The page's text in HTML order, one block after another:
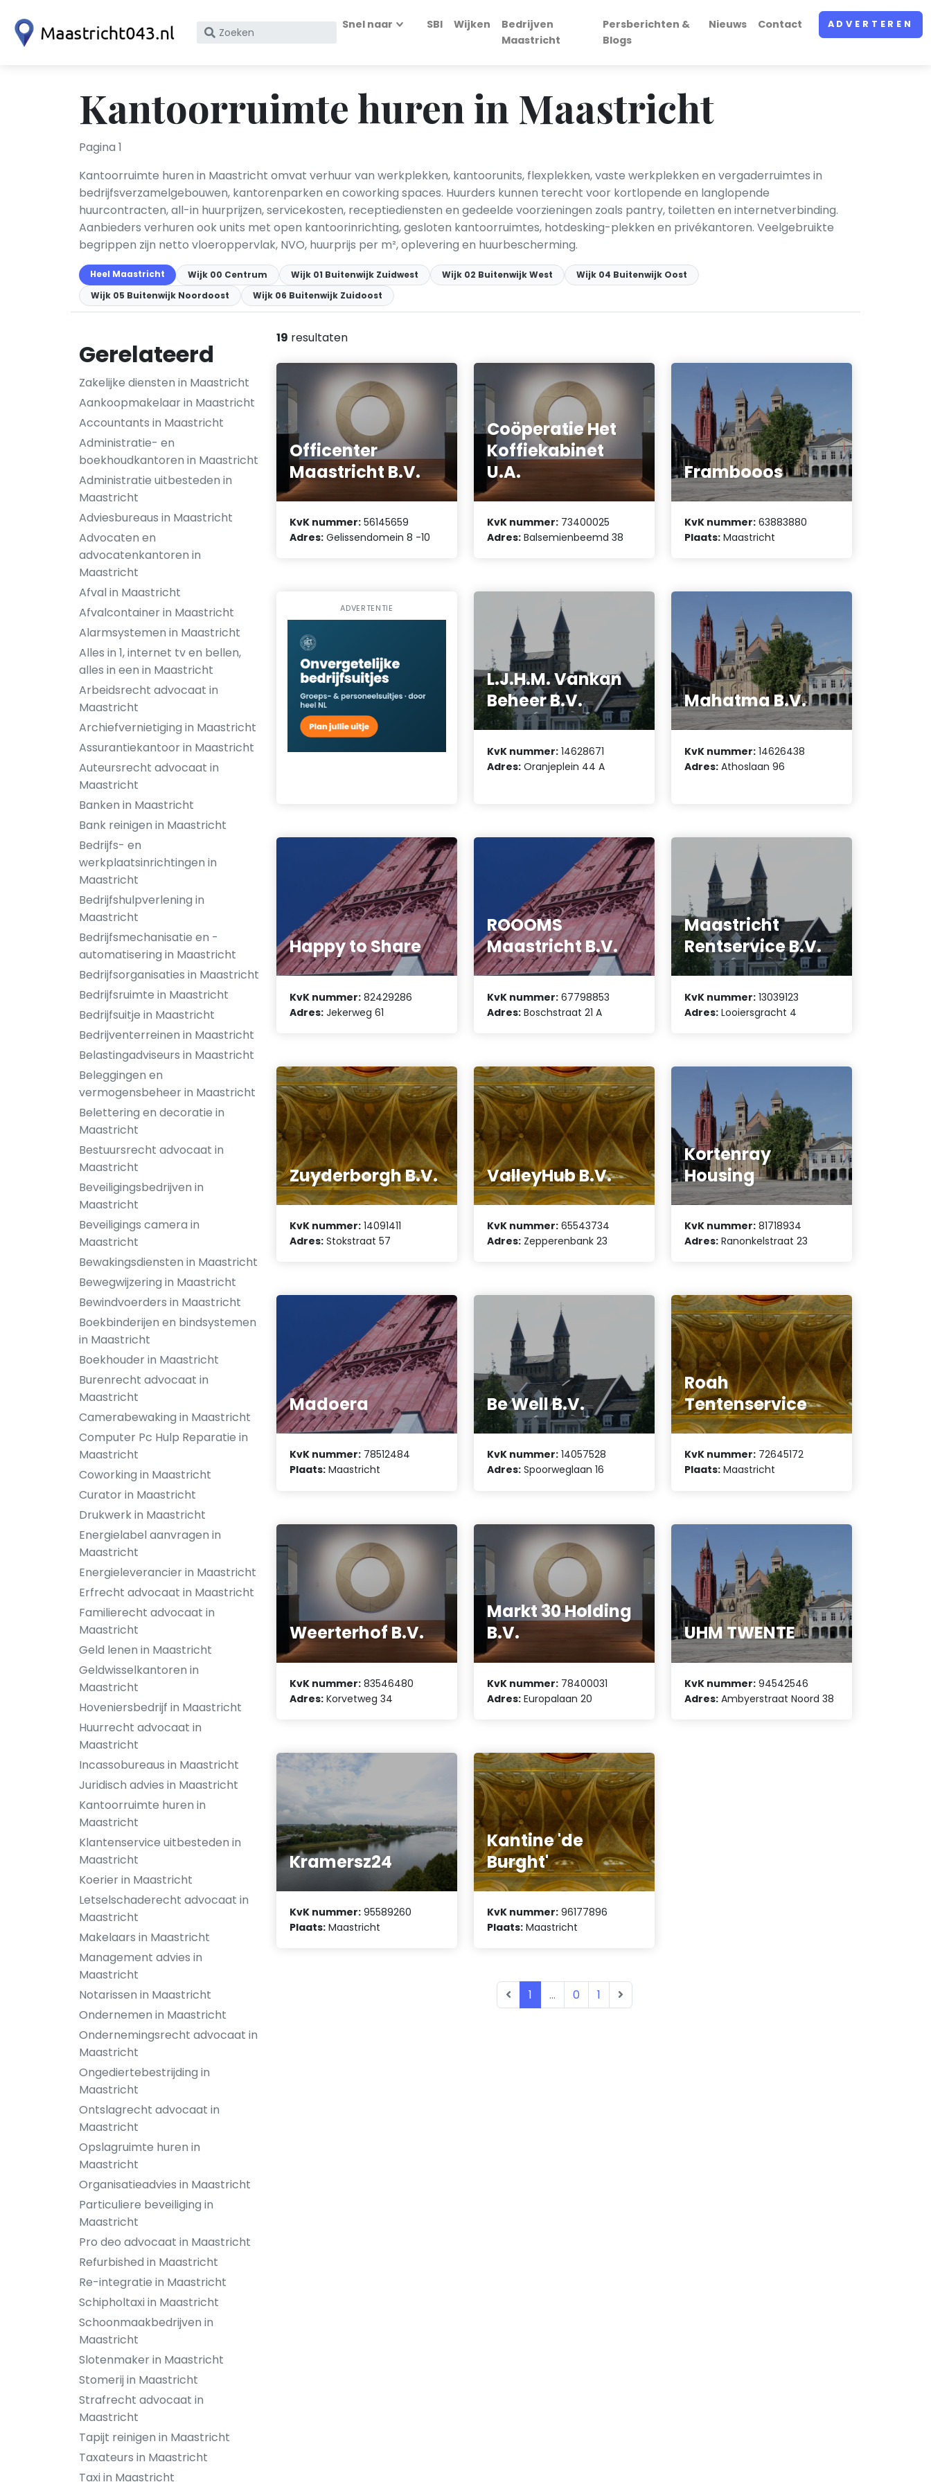
Zoek
KvK
nummer
Snel naar SBI Wijken
Bedrijven
Maastricht
Persberichten &
Blogs
Nieuws Contact ADVERTEREN
Kantoorruimte huren in Maastricht
Pagina 1
Kantoorruimte huren in Maastricht omvat verhuur van werkplekken, kantoorunits, flexplekken, vaste werkplekken en vergaderruimtes in
bedrijfsverzamelgebouwen, kantorenparken en coworking spaces. Huurders kunnen terecht voor kortlopende en langlopende
huurcontracten, all-in huurprijzen, servicekosten, receptiediensten en gedeelde voorzieningen zoals pantry, toiletten en internetverbinding.
Aanbieders verhuren ook units met open kantoorinrichting, gesloten kantoorruimtes, hotdesking-plekken en privékantoren. Veelgebruikte
begrippen zijn netto vloeroppervlak, NVO, huurprijs per m², oplevering en huurbescherming.
Heel Maastricht Wijk 00 Centrum Wijk 01 Buitenwijk Zuidwest Wijk 02 Buitenwijk West
Wijk 04 Buitenwijk Oost
Wijk 05 Buitenwijk Noordoost
Wijk 06 Buitenwijk Zuidoost
Gerelateerd
Zakelijke diensten in Maastricht
Aankoopmakelaar in Maastricht
Accountants in Maastricht
Administratie- en
boekhoudkantoren in Maastricht
Administratie uitbesteden in
Maastricht
Adviesbureaus in Maastricht
Advocaten en
advocatenkantoren in
Maastricht
Afval in Maastricht
Afvalcontainer in Maastricht
Alarmsystemen in Maastricht
Alles in 1, internet tv en bellen,
alles in een in Maastricht
Arbeidsrecht advocaat in
Maastricht
Archiefvernietiging in Maastricht
Assurantiekantoor in Maastricht
Auteursrecht advocaat in
Maastricht
Banken in Maastricht
Bank reinigen in Maastricht
Bedrijfs- en
werkplaatsinrichtingen in
Maastricht
Bedrijfshulpverlening in
Maastricht
Bedrijfsmechanisatie en -
automatisering in Maastricht
Bedrijfsorganisaties in Maastricht
Bedrijfsruimte in Maastricht
Bedrijfsuitje in Maastricht
Bedrijventerreinen in Maastricht
Belastingadviseurs in Maastricht
Beleggingen en
vermogensbeheer in Maastricht
Belettering en decoratie in
Maastricht
Bestuursrecht advocaat in
Maastricht
Beveiligingsbedrijven in
Maastricht
Beveiligings camera in
Maastricht
Bewakingsdiensten in Maastricht
Bewegwijzering in Maastricht
Bewindvoerders in Maastricht
Boekbinderijen en bindsystemen
in Maastricht
Boekhouder in Maastricht
Burenrecht advocaat in
Maastricht
Camerabewaking in Maastricht
Computer Pc Hulp Reparatie in
Maastricht
Coworking in Maastricht
Curator in Maastricht
Drukwerk in Maastricht
Energielabel aanvragen in
Maastricht
Energieleverancier in Maastricht
Erfrecht advocaat in Maastricht
Familierecht advocaat in
Maastricht
Geld lenen in Maastricht
Geldwisselkantoren in
Maastricht
Hoveniersbedrijf in Maastricht
Huurrecht advocaat in
Maastricht
Incassobureaus in Maastricht
Juridisch advies in Maastricht
Kantoorruimte huren in
Maastricht
Klantenservice uitbesteden in
Maastricht
Koerier in Maastricht
Letselschaderecht advocaat in
Maastricht
Makelaars in Maastricht
Management advies in
Maastricht
Notarissen in Maastricht
Ondernemen in Maastricht
Ondernemingsrecht advocaat in
Maastricht
Ongediertebestrijding in
Maastricht
Ontslagrecht advocaat in
Maastricht
Opslagruimte huren in
Maastricht
Organisatieadvies in Maastricht
Particuliere beveiliging in
Maastricht
Pro deo advocaat in Maastricht
Refurbished in Maastricht
Re-integratie in Maastricht
Schipholtaxi in Maastricht
Schoonmaakbedrijven in
Maastricht
Slotenmaker in Maastricht
Stomerij in Maastricht
Strafrecht advocaat in
Maastricht
Tapijt reinigen in Maastricht
Taxateurs in Maastricht
Taxi in Maastricht
19 resultaten
Officenter
Maastricht B.V.
KvK nummer: 56145659
Adres: Gelissendomein 8 -10
Coöperatie Het
Koffiekabinet
U.A.
KvK nummer: 73400025
Adres: Balsemienbeemd 38
Frambooos
KvK nummer: 63883880
Plaats: Maastricht
ADVERTENTIE
L.J.H.M. Vankan
Beheer B.V.
KvK nummer: 14628671
Adres: Oranjeplein 44 A
Mahatma B.V.
KvK nummer: 14626438
Adres: Athoslaan 96
Happy to Share
KvK nummer: 82429286
Adres: Jekerweg 61
ROOOMS
Maastricht B.V.
KvK nummer: 67798853
Adres: Boschstraat 21 A
Maastricht
Rentservice B.V.
KvK nummer: 13039123
Adres: Looiersgracht 4
Zuyderborgh B.V.
KvK nummer: 14091411
Adres: Stokstraat 57
ValleyHub B.V.
KvK nummer: 65543734
Adres: Zepperenbank 23
Kortenray
Housing
KvK nummer: 81718934
Adres: Ranonkelstraat 23
Madoera
KvK nummer: 78512484
Plaats: Maastricht
Be Well B.V.
KvK nummer: 14057528
Adres: Spoorweglaan 16
Roah
Tentenservice
KvK nummer: 72645172
Plaats: Maastricht
Weerterhof B.V.
KvK nummer: 83546480
Adres: Korvetweg 34
Markt 30 Holding
B.V.
KvK nummer: 78400031
Adres: Europalaan 20
UHM TWENTE
KvK nummer: 94542546
Adres: Ambyerstraat Noord 38
Kramersz24
KvK nummer: 95589260
Plaats: Maastricht
Kantine 'de
Burght'
KvK nummer: 96177896
Plaats: Maastricht
1 ... 0 1